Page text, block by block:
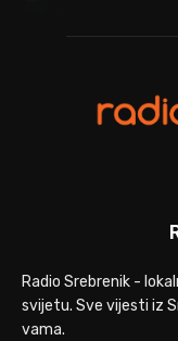
Radio Srebrenik -
svijetu. Sve vijesti iz
vama.